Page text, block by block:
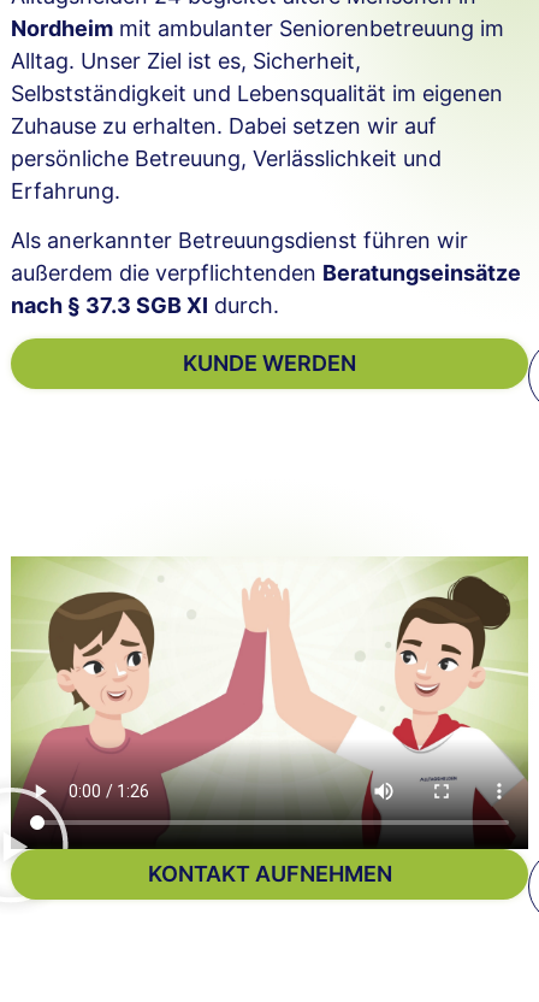
Nordheimmit ambulanter Seniorenbetreuung im
Alltag. Unser Ziel ist es, Sicherheit,
Selbstständigkeit und Lebensqualität im eigenen
Zuhause zu erhalten. Dabei setzen wir auf
persönliche Betreuung, Verlässlichkeit und
Erfahrung.
Als anerkannter Betreuungsdienst führen wir
außerdem die verpflichtenden Beratungseinsätze
nach § 37.3 SGB XI durch.
KUNDE WERDEN
KONTAKT AUFNEHMEN